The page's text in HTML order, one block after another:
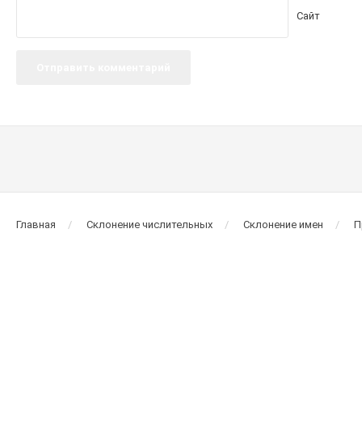
Сайт
Главная Склонение числительных Склонение имен